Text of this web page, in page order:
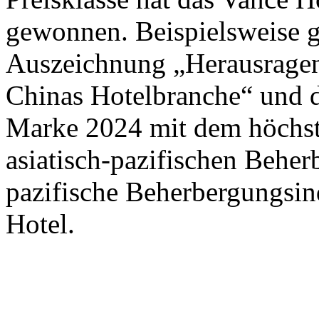
gewonnen. Beispielsweise
Auszeichnung
Chinas Hotelbranche“
Marke 2024 mit dem
asiatisch-pazifischen
pazifische
Hotel.